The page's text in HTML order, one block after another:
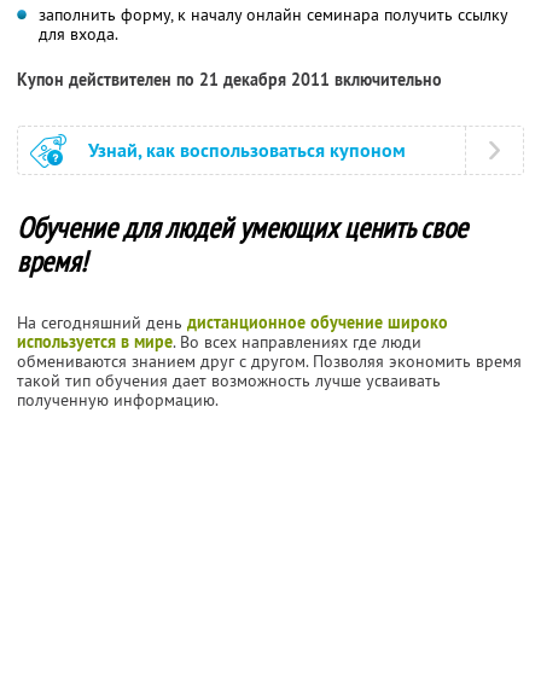
заполнить форму, к началу онлайн семинара получить ссылку
для входа.
Купон действителен по 21 декабря 2011 включительно
Узнай, как воспользоваться купоном
Обучение для людей умеющих ценить свое
время!
На сегодняшний день дистанционное обучение широко
используется в мире. Во всех направлениях где люди
обмениваются знанием друг с другом. Позволяя экономить время
такой тип обучения дает возможность лучше усваивать
полученную информацию.